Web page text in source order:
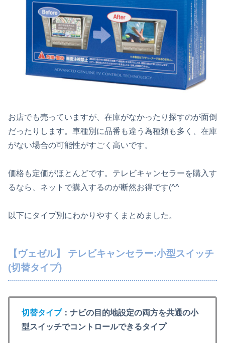
お店でも売っていますが、在庫がなかったり探すのが面倒
だったりします。車種別に品番も違う為種類も多く、在庫
がない場合の可能性がすごく高いです。
価格も定価がほとんどです。テレビキャンセラーを購入す
るなら、ネットで購入するのが断然お得です(^^
以下にタイプ別にわかりやすくまとめました。
【ヴェゼル】 テレビキャンセラー:小型スイッチ
(切替タイプ)
切替タイプ：ナビの目的地設定の両方を共通の小
型スイッチでコントロールできるタイプ